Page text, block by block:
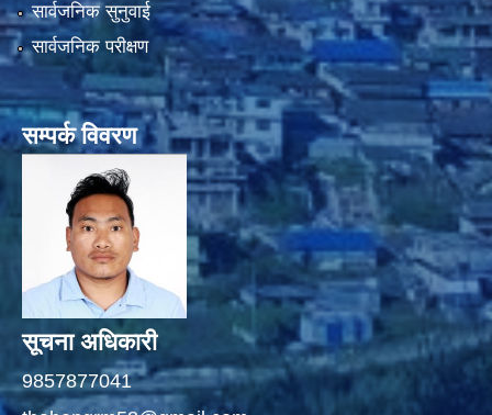
सार्वजनिक सुनुवाई
सार्वजनिक परीक्षण
सम्पर्क विवरण
सूचना अधिकारी
9857877041